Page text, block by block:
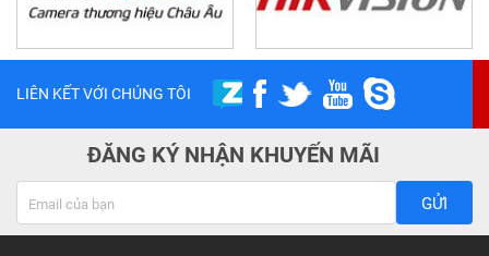
LIÊN KẾT VỚI CHÚNG TÔI
ĐĂNG KÝ NHẬN KHUYẾN MÃI
GỬI